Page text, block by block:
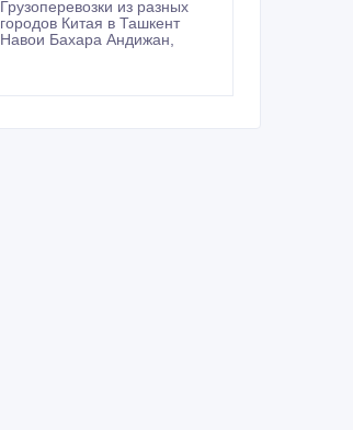
Грузоперевозки из разных
городов Китая в Ташкент
Навои Бахара Андижан,